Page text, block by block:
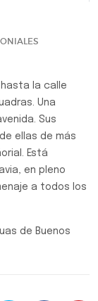
hasta la calle
Una
Sus
ellas de más
Está
en pleno
a todos los
de Buenos